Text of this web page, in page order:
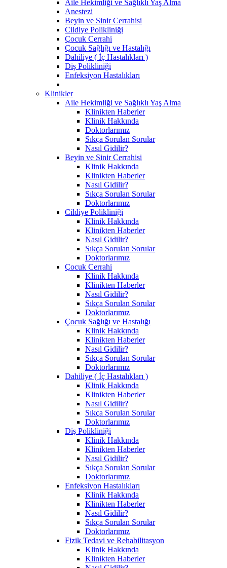
Aile Hekimliği ve Sağlıklı Yaş Alma
Anestezi
Beyin ve Sinir Cerrahisi
Cildiye Polikliniği
Çocuk Cerrahi
Çocuk Sağlığı ve Hastalığı
Dahiliye ( İç Hastalıkları )
Diş Polikliniği
Enfeksiyon Hastalıkları
Klinikler
Aile Hekimliği ve Sağlıklı Yaş Alma
Klinikten Haberler
Klinik Hakkında
Doktorlarımız
Sıkça Sorulan Sorular
Nasıl Gidilir?
Beyin ve Sinir Cerrahisi
Klinik Hakkında
Klinikten Haberler
Nasıl Gidilir?
Sıkça Sorulan Sorular
Doktorlarımız
Cildiye Polikliniği
Klinik Hakkında
Klinikten Haberler
Nasıl Gidilir?
Sıkça Sorulan Sorular
Doktorlarımız
Çocuk Cerrahi
Klinik Hakkında
Klinikten Haberler
Nasıl Gidilir?
Sıkça Sorulan Sorular
Doktorlarımız
Çocuk Sağlığı ve Hastalığı
Klinik Hakkında
Klinikten Haberler
Nasıl Gidilir?
Sıkça Sorulan Sorular
Doktorlarımız
Dahiliye ( İç Hastalıkları )
Klinik Hakkında
Klinikten Haberler
Nasıl Gidilir?
Sıkça Sorulan Sorular
Doktorlarımız
Diş Polikliniği
Klinik Hakkında
Klinikten Haberler
Nasıl Gidilir?
Sıkça Sorulan Sorular
Doktorlarımız
Enfeksiyon Hastalıkları
Klinik Hakkında
Klinikten Haberler
Nasıl Gidilir?
Sıkça Sorulan Sorular
Doktorlarımız
Fizik Tedavi ve Rehabilitasyon
Klinik Hakkında
Klinikten Haberler